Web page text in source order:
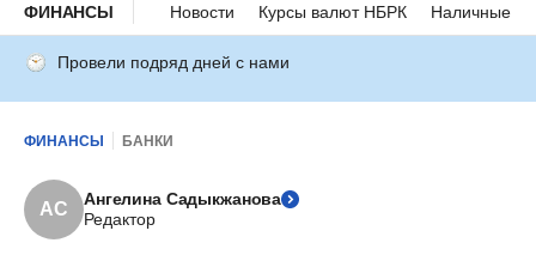
ФИНАНСЫ Новости Курсы валют НБРК Наличные
Провели подряд дней с нами
ФИНАНСЫ БАНКИ
АС
Ангелина Садыкжанова
Редактор